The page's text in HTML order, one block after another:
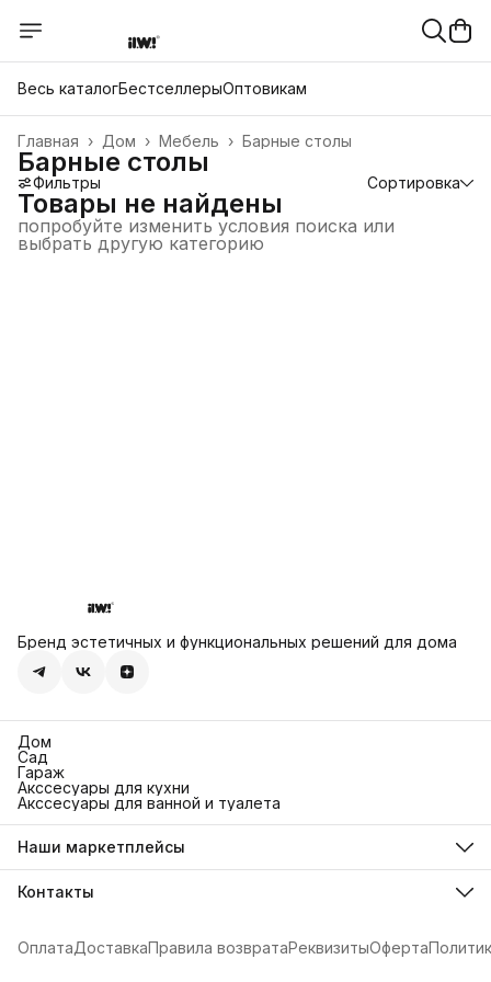
Весь каталогБестселлерыОптовикам
Барные столы
Мебель ›
Дом ›
Главная ›
Барные столы
Фильтры Сортировка
Товары не найдены
попробуйте изменить условия поиска или
выбрать другую категорию
Бренд эстетичных и функциональных решений для дома
Дом
Сад
Гараж
Акссесуары для кухни
Акссесуары для ванной и туалета
Наши маркетплейсы
Ozon
Яндекс Маркет
Контакты
Телефон
ОплатаДоставкаПравила возвратаРеквизитыОферта